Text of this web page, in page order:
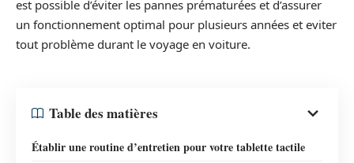
est possible d’éviter les pannes prématurées et d’assurer
un fonctionnement optimal pour plusieurs années et eviter
tout problème durant le voyage en voiture.
Table des matières
Établir une routine d’entretien pour votre tablette tactile